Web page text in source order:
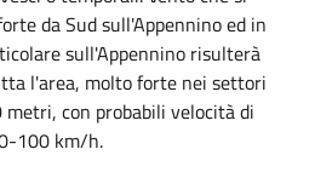
da Sud sull'Appennino ed in
sull'Appennino risulterà
l'area, molto forte nei settori
con probabili velocità di
100 km/h.